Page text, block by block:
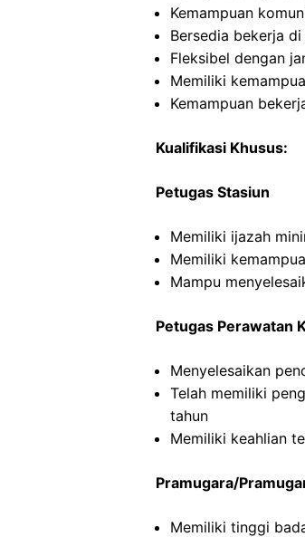
Kemampuan
Bersedia bekerja
Fleksibel dengan
Memiliki
Kemampuan
Kualifikasi Khusus:
Petugas Stasiun
Memiliki ijazah
Memiliki
Mampu
Petugas Perawatan
Menyelesaikan
Telah memiliki
tahun
Memiliki keahlian
Pramugara/
Memiliki tinggi